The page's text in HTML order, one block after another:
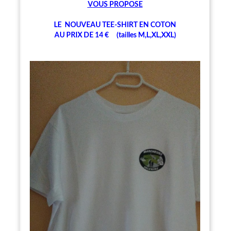
VOUS PROPOSE
LE NOUVEAU TEE-SHIRT EN COTON
AU PRIX DE 14 € (tailles M,L,XL,XXL)